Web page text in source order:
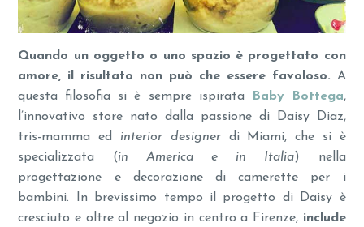
Quando un oggetto o uno spazio è progettato con
amore, il risultato non può che essere favoloso. A
questa filosofia si è sempre ispirata
Baby Bottega,
l’innovativo store nato dalla passione di Daisy Diaz,
tris-mamma ed interior designerdi Miami, che si è
specializzata (in America e in Italia) nella
progettazione e decorazione di camerette per i
bambini. In brevissimo tempo il progetto di Daisy è
cresciuto e oltre al negozio in centro a Firenze, include